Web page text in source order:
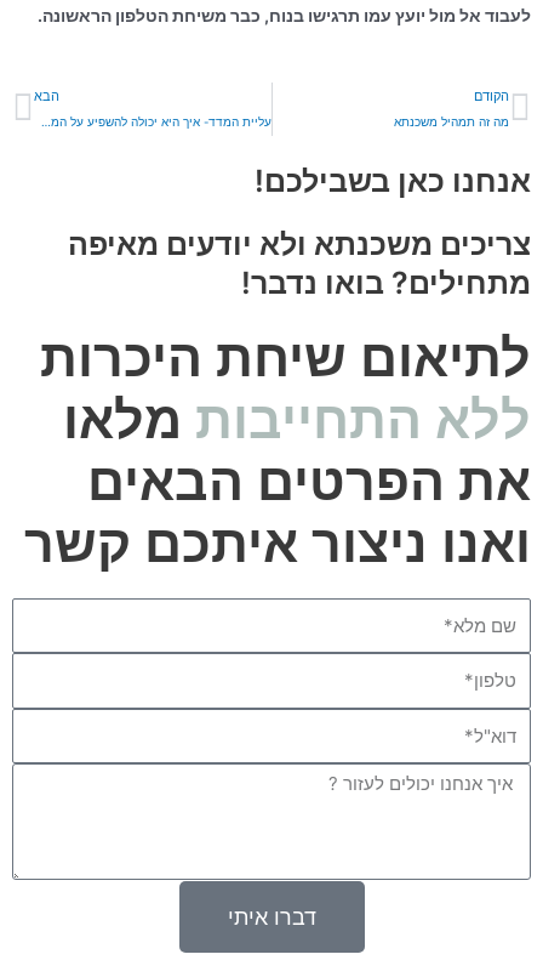
לעבוד אל מול יועץ עמו תרגישו בנוח, כבר משיחת הטלפון הראשונה.
קודם
הקודם
מה זה תמהיל משכנתא
הבא
אנחנו כאן בשבילכם!
צריכים משכנתא ולא יודעים מאיפה
מתחילים? בואו נדבר!
לתיאום שיחת היכרות
ללא התחייבות מלאו
את הפרטים הבאים
ואנו ניצור איתכם קשר
Message
דברו איתי